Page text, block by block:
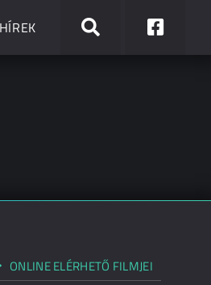
HÍREK
ONLINE ELÉRHETŐ FILMJEI